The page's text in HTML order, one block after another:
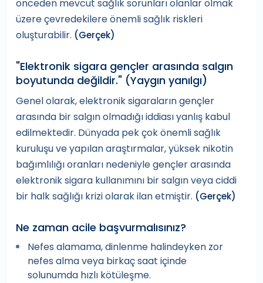
önceden mevcut sağlık sorunları olanlar olmak
üzere çevredekilere önemli sağlık riskleri
oluşturabilir. (Gerçek)
"Elektronik sigara gençler arasında salgın
boyutunda değildir." (Yaygın yanılgı)
Genel olarak, elektronik sigaraların gençler
arasında bir salgın olmadığı iddiası yanlış kabul
edilmektedir. Dünyada pek çok önemli sağlık
kuruluşu ve yapılan araştırmalar, yüksek nikotin
bağımlılığı oranları nedeniyle gençler arasında
elektronik sigara kullanımını bir salgın veya ciddi
bir halk sağlığı krizi olarak ilan etmiştir. (Gerçek)
Ne zaman acile başvurmalısınız?
Nefes alamama, dinlenme halindeyken zor
nefes alma veya birkaç saat içinde
solunumda hızlı kötüleşme.